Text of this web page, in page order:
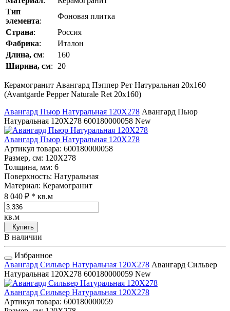
Тип
элемента:
Фоновая плитка
Страна:
Россия
Фабрика:
Италон
Длина, см:
160
Ширина, см: 20
Керамогранит Авангард Пэппер Рет Натуральная 20x160
(Avantgarde Pepper Naturale Ret 20x160)
Авангард Пьюр Натуральная 120Х278 Авангард Пьюр
Натуральная 120Х278 600180000058 New
Авангард Пьюр Натуральная 120Х278
Артикул товара: 600180000058
Размер, см: 120Х278
Толщина, мм: 6
Поверхность: Натуральная
Материал: Керамогранит
8 040 ₽ * кв.м
кв.м
Купить
В наличии
Избранное
Авангард Сильвер Натуральная 120Х278 Авангард Сильвер
Натуральная 120Х278 600180000059 New
Авангард Сильвер Натуральная 120Х278
Артикул товара: 600180000059